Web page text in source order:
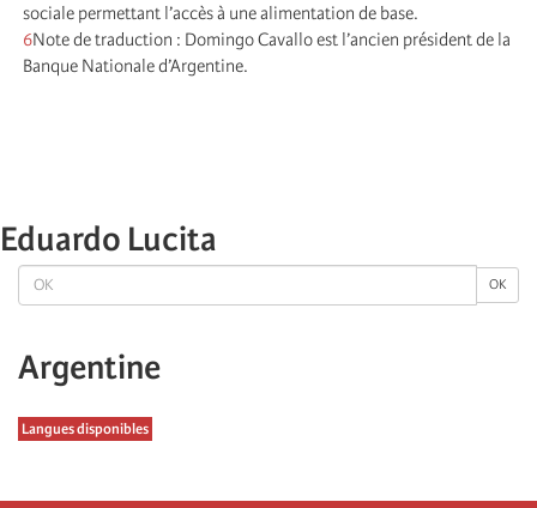
OK OK
Argentine
Langues disponibles
sociale permettant l’accès à une alimentation de base.
6Note de traduction : Domingo Cavallo est l’ancien président de la
Banque Nationale d’Argentine.
Eduardo Lucita